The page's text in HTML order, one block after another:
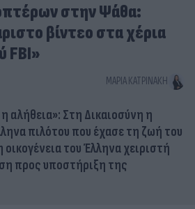
στην Ψάθα:
βίντεο στα χέρια
FBI»
ΜΑΡΊΑ ΚΑΤΡΙΝΆΚΗ
αλήθεια»: Στη Δικαιοσύνη η
πιλότου που έχασε τη ζωή του
οικογένεια του Έλληνα χειριστή
προς υποστήριξη της